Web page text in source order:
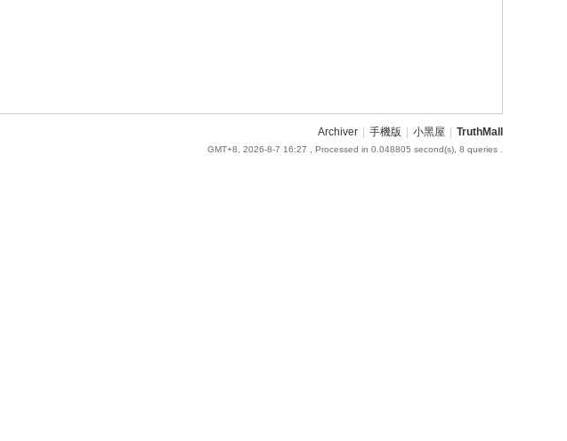
Archiver 手機版 小黑屋 TruthMall
GMT+8, 2026-8-7 16:27 , Processed in 0.048805 second(s), 8 queries .